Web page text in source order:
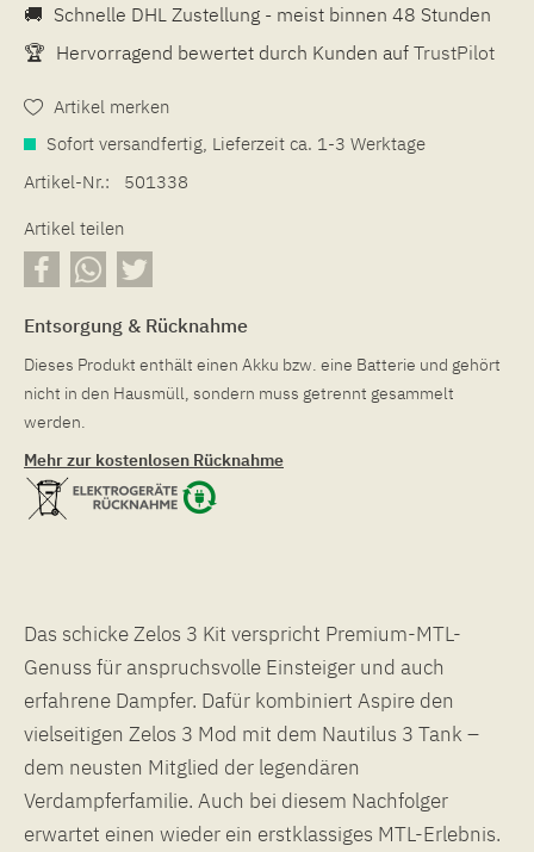
🚚 Schnelle DHL Zustellung - meist binnen 48 Stunden
🏆 Hervorragend bewertet durch Kunden auf TrustPilot
Artikel merken
Sofort versandfertig, Lieferzeit ca. 1-3 Werktage
Artikel-Nr.:
501338
Artikel teilen
Entsorgung & Rücknahme
Dieses Produkt enthält einen Akku bzw. eine Batterie und gehört
nicht in den Hausmüll, sondern muss getrennt gesammelt
werden.
Mehr zur kostenlosen Rücknahme
Das schicke Zelos 3 Kit verspricht Premium-MTL-
Genuss für anspruchsvolle Einsteiger und auch
erfahrene Dampfer. Dafür kombiniert Aspire den
vielseitigen Zelos 3 Mod mit dem Nautilus 3 Tank –
dem neusten Mitglied der legendären
Verdampferfamilie. Auch bei diesem Nachfolger
erwartet einen wieder ein erstklassiges MTL-Erlebnis.